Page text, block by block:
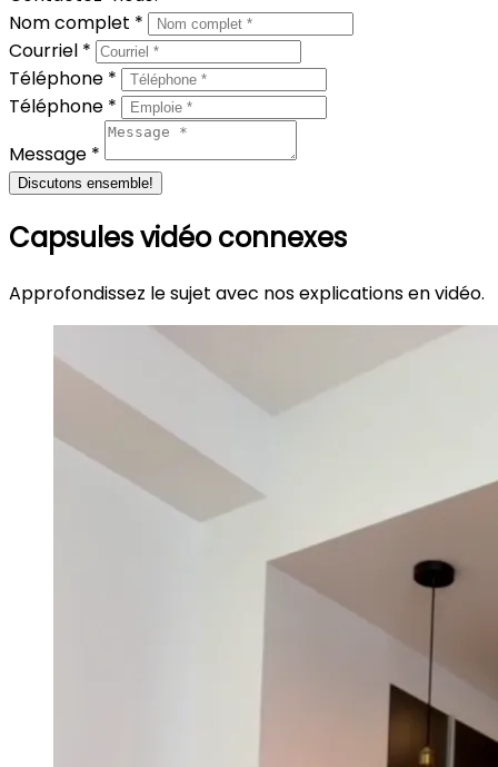
Nom complet *
Courriel *
Téléphone *
Téléphone *
Message *
Discutons ensemble!
Capsules vidéo connexes
Approfondissez le sujet avec nos explications en vidéo.